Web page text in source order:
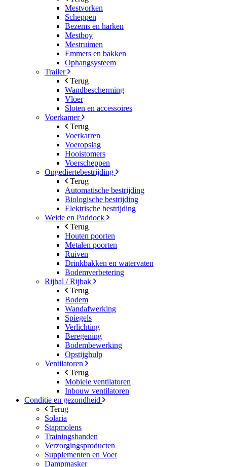
Mestvorken
Scheppen
Bezems en harken
Mestboy
Mestruimen
Emmers en bakken
Ophangsysteem
Trailer
Terug
Wandbescherming
Vloer
Sloten en accessoires
Voerkamer
Terug
Voerkarren
Voeropslag
Hooistomers
Voerscheppen
Ongediertebestrijding
Terug
Automatische bestrijding
Biologische bestrijding
Elektrische bestrijding
Weide en Paddock
Terug
Houten poorten
Metalen poorten
Ruiven
Drinkbakken en watervaten
Bodemverbetering
Rijhal / Rijbak
Terug
Bodem
Wandafwerking
Spiegels
Verlichting
Beregening
Bodembewerking
Opstijghulp
Ventilatoren
Terug
Mobiele ventilatoren
Inbouw ventilatoren
Conditie en gezondheid
Terug
Solaria
Stapmolens
Trainingsbanden
Verzorgingsproducten
Supplementen en Voer
Dampmasker